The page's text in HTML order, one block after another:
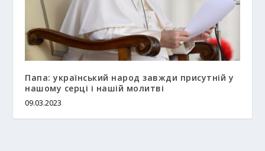
Папа: український народ завжди присутній у
нашому серці і нашій молитві
09.03.2023